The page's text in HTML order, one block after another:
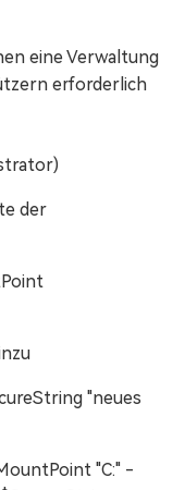
eine Verwaltung
erforderlich
der
"neues
"C:" -